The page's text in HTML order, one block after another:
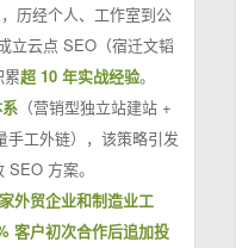
历经个人、工作室到公
立云点 SEO（宿迁文韬
超 10 年实战经验。
（营销型独立站建站 +
工外链），该策略引发
方案。
外贸企业和制造业工
客户初次合作后追加投